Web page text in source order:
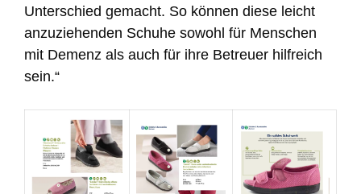
Unterschied gemacht. So können diese leicht
anzuziehenden Schuhe sowohl für Menschen
mit Demenz als auch für ihre Betreuer hilfreich
sein.“